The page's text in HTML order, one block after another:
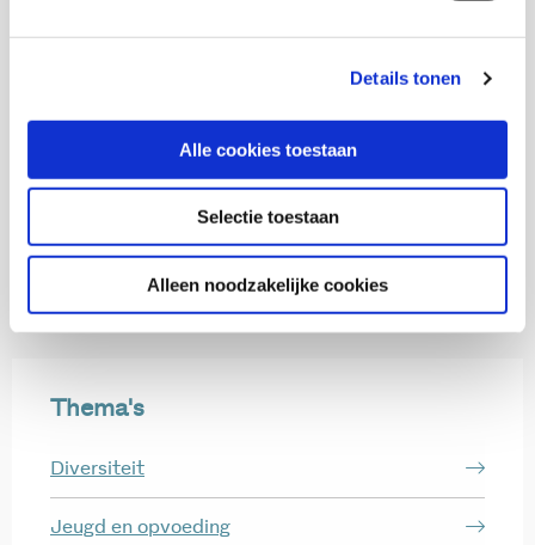
Details tonen
Alle cookies toestaan
Selectie toestaan
Alleen noodzakelijke cookies
Pauline Naber
Thema's
Diversiteit
Jeugd en opvoeding